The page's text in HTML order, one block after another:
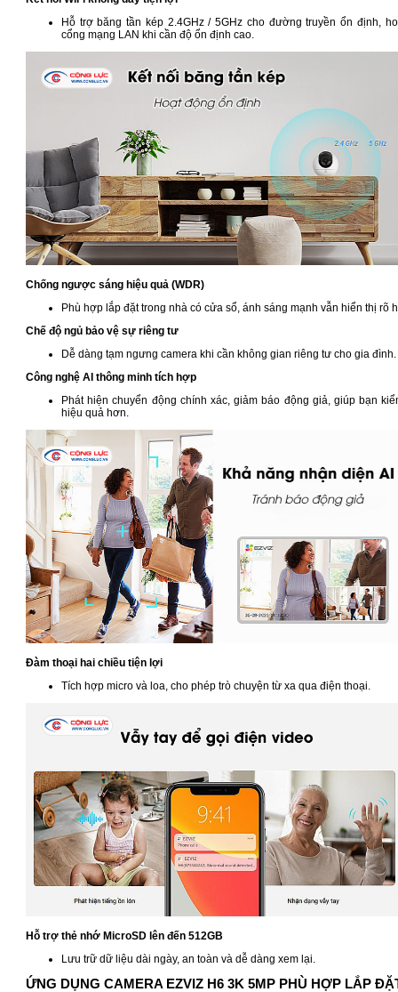
Hỗ trợ băng tần kép 2.4GHz / 5GHz cho đường truyền ổn định,
cổng mạng LAN khi cần độ ổn định cao.
Chống ngược sáng hiệu quả (WDR)
Phù hợp lắp đặt trong nhà có cửa sổ, ánh sáng mạnh vẫn hiển thị rõ
Chế độ ngủ bảo vệ sự riêng tư
Dễ dàng tạm ngưng camera khi cần không gian riêng tư cho gia đình.
Công nghệ AI thông minh tích hợp
Phát hiện chuyển động chính xác, giảm báo động giả, giúp bạn
hiệu quả hơn.
Đàm thoại hai chiều tiện lợi
Tích hợp micro và loa, cho phép trò chuyện từ xa qua điện thoại.
Hỗ trợ thẻ nhớ MicroSD lên đến 512GB
Lưu trữ dữ liệu dài ngày, an toàn và dễ dàng xem lại.
ỨNG DỤNG CAMERA EZVIZ H6 3K 5MP PHÙ HỢP LẮP